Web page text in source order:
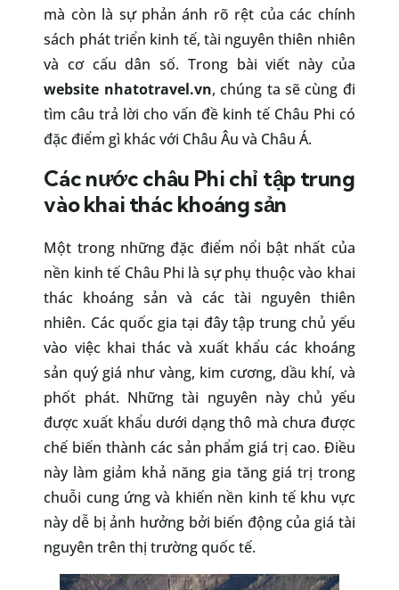
mà còn là sự phản ánh rõ rệt của các chính
sách phát triển kinh tế, tài nguyên thiên nhiên
và cơ cấu dân số. Trong bài viết này của
website nhatotravel.vn, chúng ta sẽ cùng đi
tìm câu trả lời cho vấn đề kinh tế Châu Phi có
đặc điểm gì khác với Châu Âu và Châu Á.
Các nước châu Phi chỉ tập trung
vào khai thác khoáng sản
Một trong những đặc điểm nổi bật nhất của
nền kinh tế Châu Phi là sự phụ thuộc vào khai
thác khoáng sản và các tài nguyên thiên
nhiên. Các quốc gia tại đây tập trung chủ yếu
vào việc khai thác và xuất khẩu các khoáng
sản quý giá như vàng, kim cương, dầu khí, và
phốt phát. Những tài nguyên này chủ yếu
được xuất khẩu dưới dạng thô mà chưa được
chế biến thành các sản phẩm giá trị cao. Điều
này làm giảm khả năng gia tăng giá trị trong
chuỗi cung ứng và khiến nền kinh tế khu vực
này dễ bị ảnh hưởng bởi biến động của giá tài
nguyên trên thị trường quốc tế.